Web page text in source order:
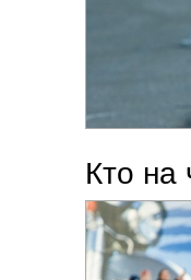
Кто на